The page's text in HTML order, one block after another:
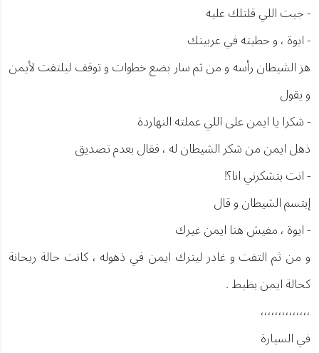
- جبت اللي قلتلك عليه
- ايوة ، و حطيته في عربيتك
هز الشيطان رأسه و من ثم سار بضع خطوات و توقف ليلتفت لأيمن
و يقول
- شكرا يا ايمن على اللي عملته النهاردة
ذهل ايمن من شكر الشيطان له ، فقال بعدم تصديق
- انت بتشكرني انا؟!
إبتسم الشيطان و قال
- ايوة ، مفيش هنا ايمن غيرك
و من ثم التفت و غادر ليترك ايمن في ذهوله ، كانت حالة ريحانة
كحالة ايمن بظبط .
،،،،،،،،،،،،،،
في السيارة